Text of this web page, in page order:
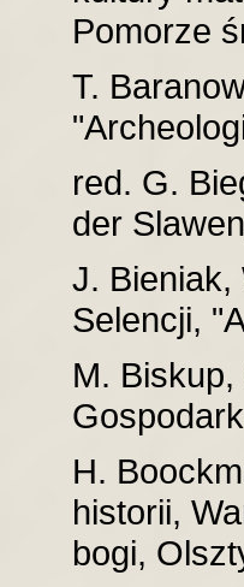
Pomorze
T.
red. G.
der
J. Bieniak,
Selencji,
M.
H.
historii,
bogi,